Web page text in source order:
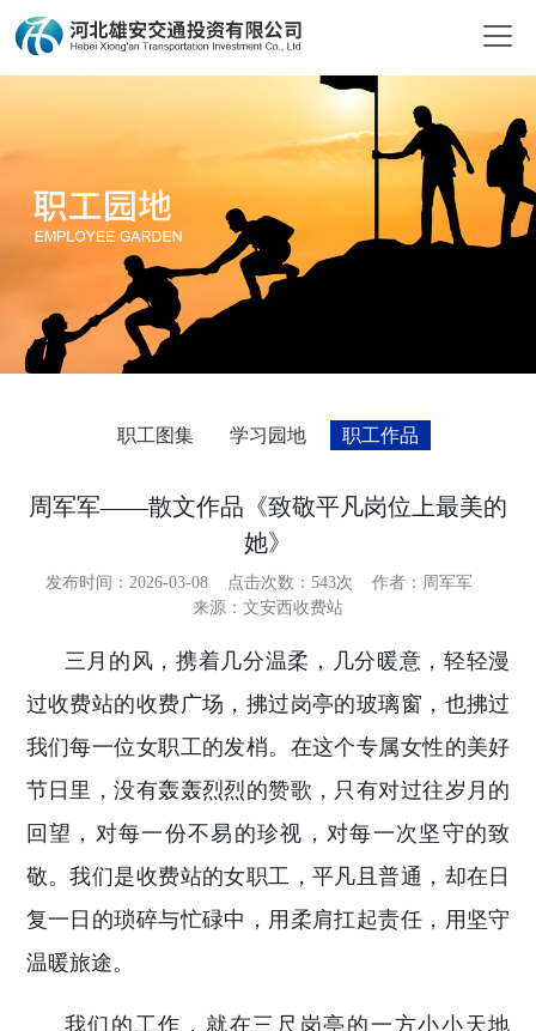
职工图集 学习园地 职工作品
周军军——散文作品《致敬平凡岗位上最美的
她》
发布时间：2026-03-08 点击次数： 543次
作者：周军军
来源：文安西收费站
三月的风，携着几分温柔，几分暖意，轻轻漫
过收费站的收费广场，拂过岗亭的玻璃窗，也拂过
我们每一位女职工的发梢。在这个专属女性的美好
节日里，没有轰轰烈烈的赞歌，只有对过往岁月的
回望，对每一份不易的珍视，对每一次坚守的致
敬。我们是收费站的女职工，平凡且普通，却在日
复一日的琐碎与忙碌中，用柔肩扛起责任，用坚守
温暖旅途。
我们的工作，就在三尺岗亭的一方小小天地